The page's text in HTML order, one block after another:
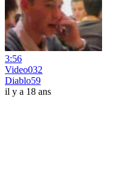
3:56
Video032
Diablo59
il y a 18 ans